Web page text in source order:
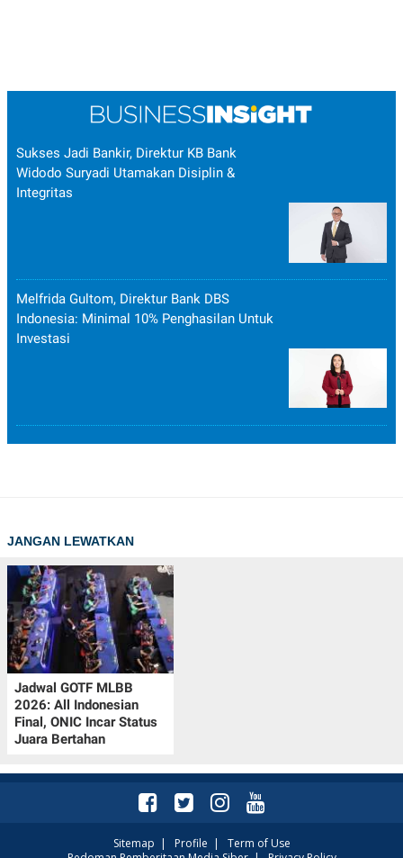
Sukses Jadi Bankir, Direktur KB Bank
Widodo Suryadi Utamakan Disiplin &
Integritas
Melfrida Gultom, Direktur Bank DBS
Indonesia: Minimal 10% Penghasilan Untuk
Investasi
JANGAN LEWATKAN
Jadwal GOTF MLBB
2026: All Indonesian
Final, ONIC Incar Status
Juara Bertahan
Sitemap | Profile | Term of Use